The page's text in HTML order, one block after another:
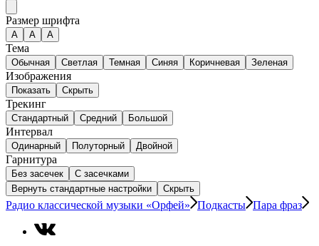
Размер шрифта
А A A
Тема
Обычная Светлая Темная Синяя Коричневая Зеленая
Изображения
Показать Скрыть
Трекинг
Стандартный Средний Большой
Интервал
Одинарный Полуторный Двойной
Гарнитура
Без засечек
С засечками
Вернуть стандартные настройки
Скрыть
Радио классической музыки «Орфей» Подкасты Пара фраз